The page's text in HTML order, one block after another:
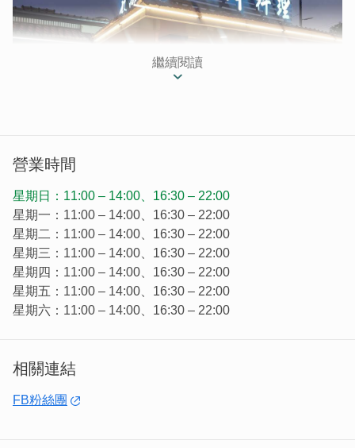
繼續閱讀
營業時間
星期日：11:00 – 14:00、16:30 – 22:00
星期一：11:00 – 14:00、16:30 – 22:00
星期二：11:00 – 14:00、16:30 – 22:00
星期三：11:00 – 14:00、16:30 – 22:00
星期四：11:00 – 14:00、16:30 – 22:00
星期五：11:00 – 14:00、16:30 – 22:00
星期六：11:00 – 14:00、16:30 – 22:00
相關連結
FB粉絲團